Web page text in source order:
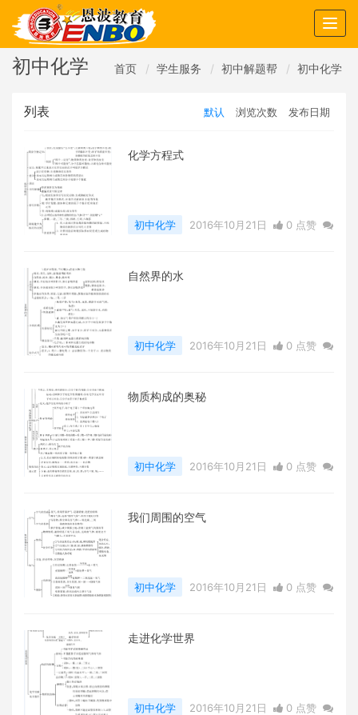
初中化学 首页 学生服务 初中解题帮 初中化学
列表 默认 浏览次数 发布日期
化学方程式
初中化学 2016年10月21日
0 点赞
自然界的水
初中化学 2016年10月21日
0 点赞
物质构成的奥秘
初中化学 2016年10月21日
0 点赞
我们周围的空气
初中化学 2016年10月21日
0 点赞
走进化学世界
初中化学 2016年10月21日
0 点赞